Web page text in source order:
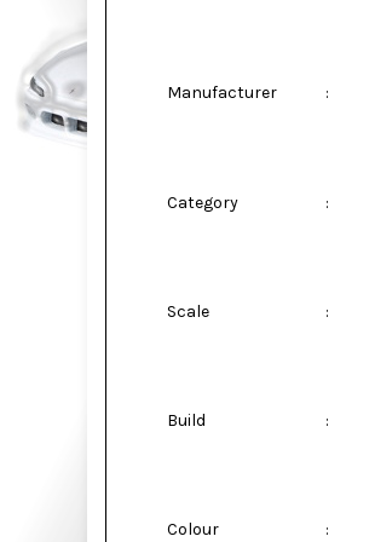
Manufacturer :
Category :
Scale :
Build :
Colour :